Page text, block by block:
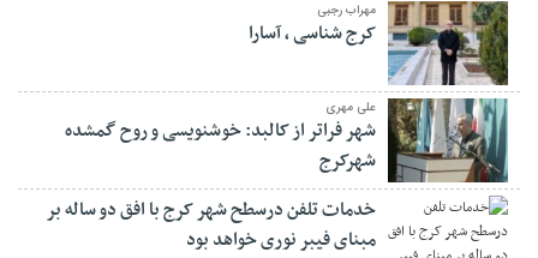
مهراب رجبی
کرج شناسی ، آسارا
علی مهری
شهر فراتر از کالبد: خوشنویسی و روح گمشده
شهرکرج
خدمات تلفن درسطح شهر کرج با افق دو ساله بر
مبنای فیبر نوری خواهد بود